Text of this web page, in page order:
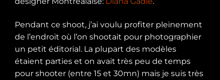
Pendant ce shoot, j’ai voulu profiter pleinement
de l’endroit où l’on shootait pour photographier
un petit éditorial. La plupart des modèles
étaient parties et on avait très peu de temps
pour shooter (entre 15 et 30mn) mais je suis très